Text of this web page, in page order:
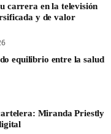
carrera en la televisión
y de valor
equilibrio entre la salud
Miranda Priestly